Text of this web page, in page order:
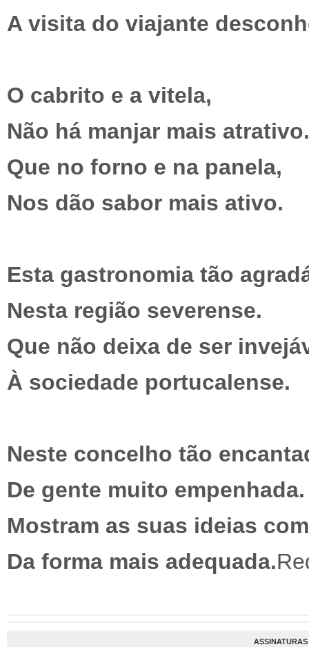
A visita do viajante
O cabrito e a vitela,
Não há manjar mais atrativo.
Que no forno e na panela,
Nos dão sabor mais ativo.
Esta gastronomia tão
Nesta região severense.
Que não deixa de ser
À sociedade portucalense.
Neste concelho tão
De gente muito empenhada.
Mostram as suas ideias
Da forma mais adequada.
ASSINATURAS